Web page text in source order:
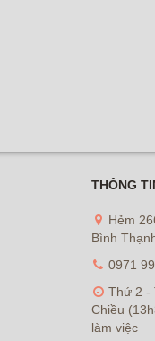
THÔNG
Hẻm
Bình
0971
Thứ 2 -
Chiều
làm việc